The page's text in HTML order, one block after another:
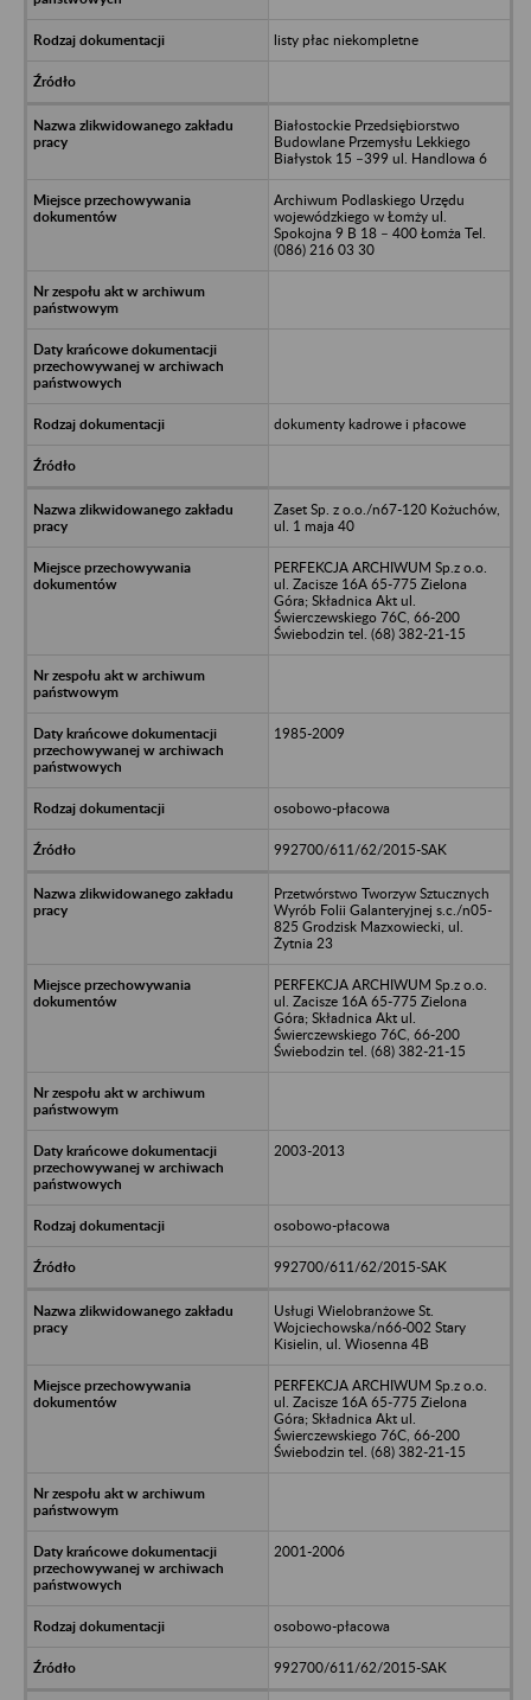
listy płac niekompletne
Białostockie Przedsiębiorstwo
Budowlane Przemysłu Lekkiego
Białystok 15 –399 ul. Handlowa 6
Archiwum Podlaskiego Urzędu
wojewódzkiego w Łomży ul.
Spokojna 9 B 18 – 400 Łomża Tel.
(086) 216 03 30
dokumenty kadrowe i płacowe
Zaset Sp. z o.o./n67-120 Kożuchów,
ul. 1 maja 40
PERFEKCJA ARCHIWUM Sp.z o.o.
ul. Zacisze 16A 65-775 Zielona
Góra; Składnica Akt ul.
Świerczewskiego 76C, 66-200
Świebodzin tel. (68) 382-21-15
1985-2009
osobowo-płacowa
992700/611/62/2015-SAK
Przetwórstwo Tworzyw Sztucznych
Wyrób Folii Galanteryjnej s.c./n05-
825 Grodzisk Mazxowiecki, ul.
Żytnia 23
PERFEKCJA ARCHIWUM Sp.z o.o.
ul. Zacisze 16A 65-775 Zielona
Góra; Składnica Akt ul.
Świerczewskiego 76C, 66-200
Świebodzin tel. (68) 382-21-15
2003-2013
osobowo-płacowa
992700/611/62/2015-SAK
Usługi Wielobranżowe St.
Wojciechowska/n66-002 Stary
Kisielin, ul. Wiosenna 4B
PERFEKCJA ARCHIWUM Sp.z o.o.
ul. Zacisze 16A 65-775 Zielona
Góra; Składnica Akt ul.
Świerczewskiego 76C, 66-200
Świebodzin tel. (68) 382-21-15
2001-2006
osobowo-płacowa
992700/611/62/2015-SAK